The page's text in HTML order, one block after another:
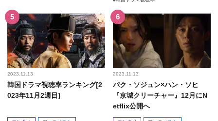
2023.11.13
韓国ドラマ視聴率ランキング[2
023年11月2週目]
2023.11.13
パク・ソジュン×ハン・ソヒ
『京城クリーチャー』12月にN
etflix公開へ